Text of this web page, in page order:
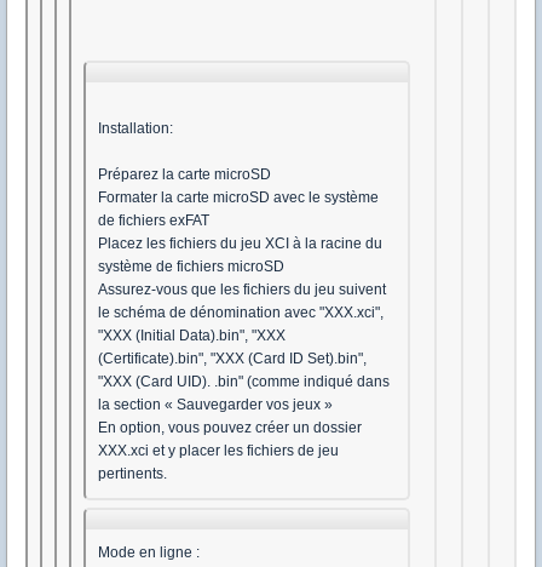
Installation:
Préparez la carte microSD
Formater la carte microSD avec le système
de fichiers exFAT
Placez les fichiers du jeu XCI à la racine du
système de fichiers microSD
Assurez-vous que les fichiers du jeu suivent
le schéma de dénomination avec "XXX.xci",
"XXX (Initial Data).bin", "XXX
(Certificate).bin", "XXX (Card ID Set).bin",
"XXX (Card UID). .bin" (comme indiqué dans
la section « Sauvegarder vos jeux »
En option, vous pouvez créer un dossier
XXX.xci et y placer les fichiers de jeu
pertinents.
Mode en ligne :